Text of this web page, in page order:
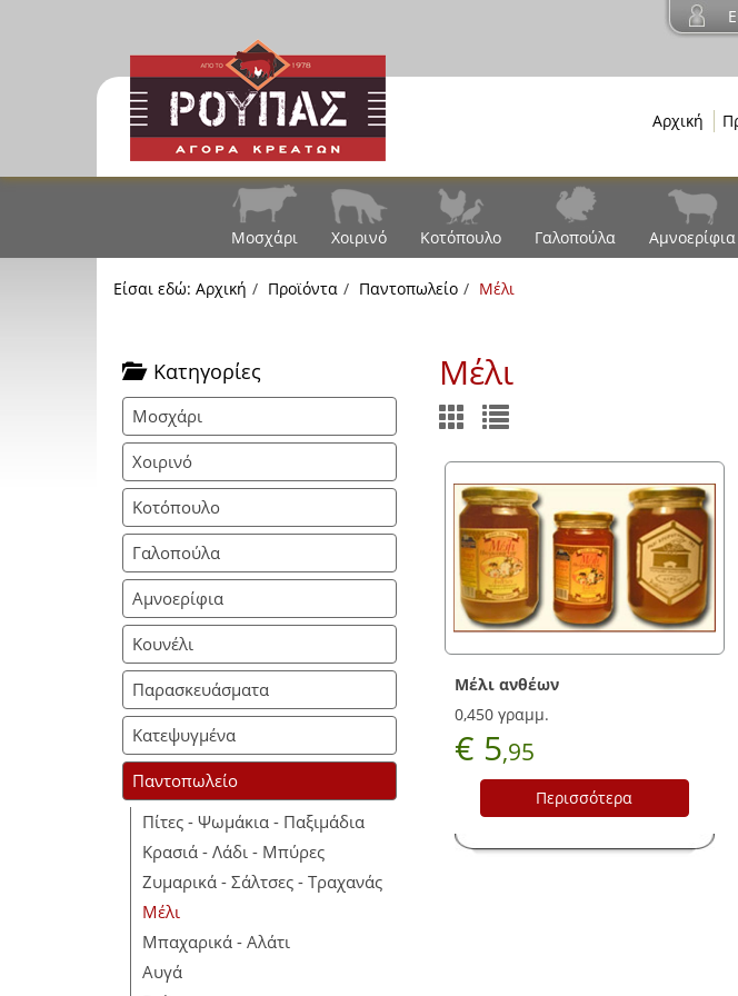
Αρχική
Μοσχάρι Χοιρινό Κοτόπουλο Γαλοπούλα Αμνοερίφια
Είσαι εδώ: Αρχική Προϊόντα Παντοπωλείο Μέλι
Κατηγορίες
Μοσχάρι
Χοιρινό
Κοτόπουλο
Γαλοπούλα
Αμνοερίφια
Κουνέλι
Παρασκευάσματα
Κατεψυγμένα
Παντοπωλείο
Πίτες - Ψωμάκια - Παξιμάδια
Κρασιά - Λάδι - Μπύρες
Ζυμαρικά - Σάλτσες - Τραχανάς
Μέλι
Μπαχαρικά - Αλάτι
Αυγά
Μέλι
Μέλι ανθέων
0,450 γραμμ.
€ 5,95
Περισσότερα